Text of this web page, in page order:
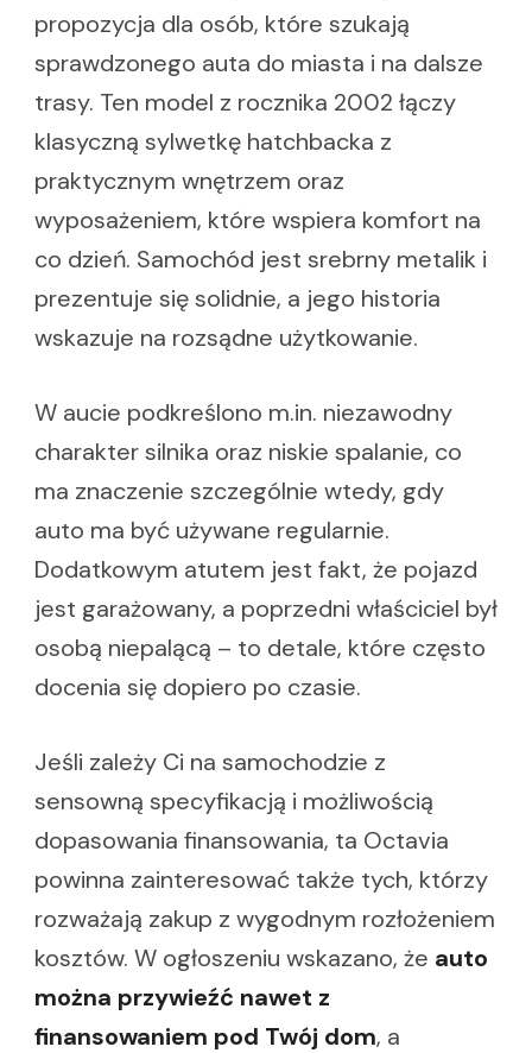
propozycja dla osób, które szukają
sprawdzonego auta do miasta i na dalsze
trasy. Ten model z rocznika 2002 łączy
klasyczną sylwetkę hatchbacka z
praktycznym wnętrzem oraz
wyposażeniem, które wspiera komfort na
co dzień. Samochód jest srebrny metalik i
prezentuje się solidnie, a jego historia
wskazuje na rozsądne użytkowanie.
W aucie podkreślono m.in. niezawodny
charakter silnika oraz niskie spalanie, co
ma znaczenie szczególnie wtedy, gdy
auto ma być używane regularnie.
Dodatkowym atutem jest fakt, że pojazd
jest garażowany, a poprzedni właściciel był
osobą niepalącą – to detale, które często
docenia się dopiero po czasie.
Jeśli zależy Ci na samochodzie z
sensowną specyfikacją i możliwością
dopasowania finansowania, ta Octavia
powinna zainteresować także tych, którzy
rozważają zakup z wygodnym rozłożeniem
kosztów. W ogłoszeniu wskazano, że auto
można przywieźć nawet z
finansowaniem pod Twój dom, a